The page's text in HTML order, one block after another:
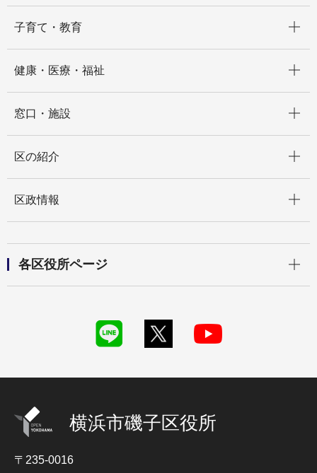
子育て・教育
健康・医療・福祉
窓口・施設
区の紹介
区政情報
各区役所ページ
横浜市磯子区役所
〒235-0016